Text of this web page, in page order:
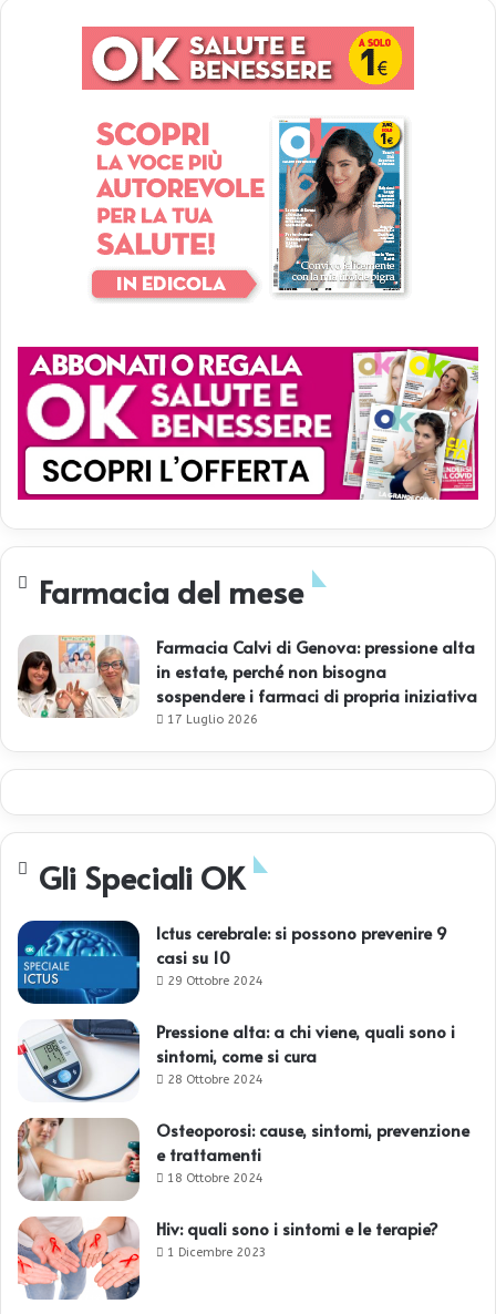
Farmacia del mese
Farmacia Calvi di Genova: pressione alta
in estate, perché non bisogna
sospendere i farmaci di propria iniziativa
17 Luglio 2026
Gli Speciali OK
Ictus cerebrale: si possono prevenire 9
casi su 10
29 Ottobre 2024
Pressione alta: a chi viene, quali sono i
sintomi, come si cura
28 Ottobre 2024
Osteoporosi: cause, sintomi, prevenzione
e trattamenti
18 Ottobre 2024
Hiv: quali sono i sintomi e le terapie?
1 Dicembre 2023